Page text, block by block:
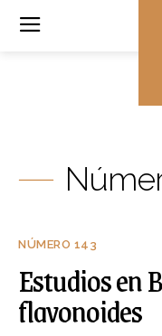
NÚMERO 143
Estudios en
flavonoides